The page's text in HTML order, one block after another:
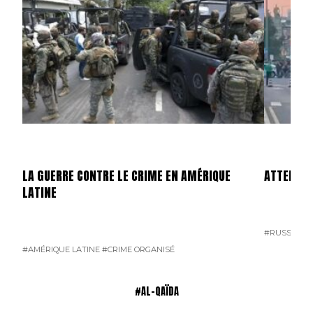
LA GUERRE CONTRE LE CRIME EN AMÉRIQUE
LATINE
#AMÉRIQUE LATINE #CRIME ORGANISÉ
#RUSSIE
#AL-QAÏDA